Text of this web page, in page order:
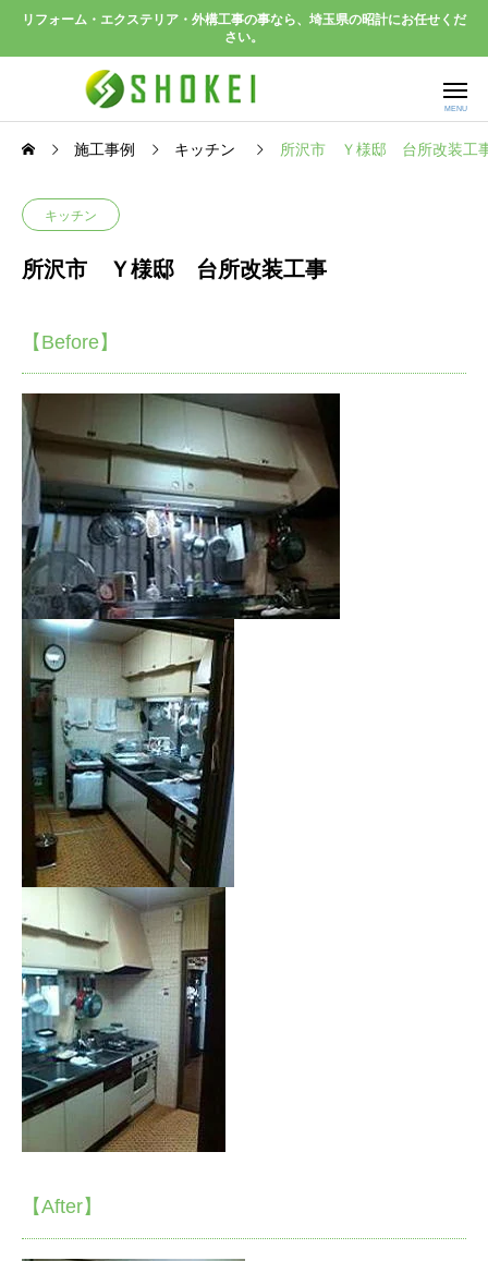
リフォーム・エクステリア・外構工事の事なら、埼玉県の昭計にお任せくだ
さい。
施工事例 キッチン 所沢市 Ｙ様邸 台所改装工
キッチン
所沢市 Ｙ様邸 台所改装工事
【Before】
【After】